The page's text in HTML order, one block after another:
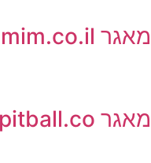
מאגר Sicumim.co.il
מאגר Spitball.co